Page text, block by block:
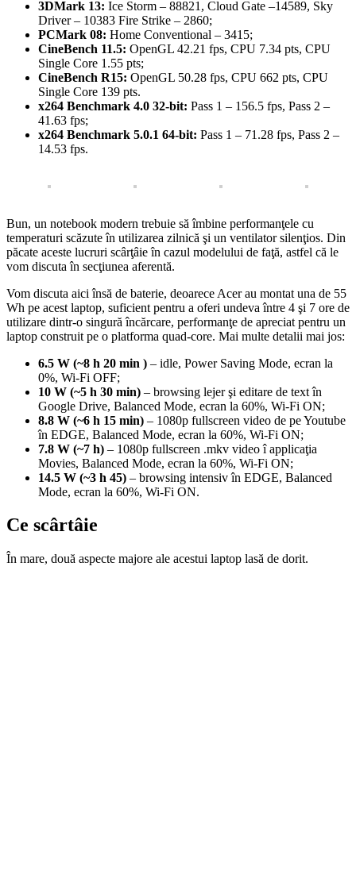
3DMark 13: Ice Storm – 88821, Cloud Gate –14589, Sky
Driver – 10383 Fire Strike – 2860;
PCMark 08: Home Conventional – 3415;
CineBench 11.5: OpenGL 42.21 fps, CPU 7.34 pts, CPU
Single Core 1.55 pts;
CineBench R15: OpenGL 50.28 fps, CPU 662 pts, CPU
Single Core 139 pts.
x264 Benchmark 4.0 32-bit: Pass 1 – 156.5 fps, Pass 2 –
41.63 fps;
x264 Benchmark 5.0.1 64-bit: Pass 1 – 71.28 fps, Pass 2 –
14.53 fps.
Bun, un notebook modern trebuie să îmbine performanţele cu
temperaturi scăzute în utilizarea zilnică şi un ventilator silenţios. Din
păcate aceste lucruri scârţâie în cazul modelului de faţă, astfel că le
vom discuta în secţiunea aferentă.
Vom discuta aici însă de baterie, deoarece Acer au montat una de 55
Wh pe acest laptop, suficient pentru a oferi undeva între 4 şi 7 ore de
utilizare dintr-o singură încărcare, performanţe de apreciat pentru un
laptop construit pe o platforma quad-core. Mai multe detalii mai jos:
6.5 W (~8 h 20 min ) – idle, Power Saving Mode, ecran la
0%, Wi-Fi OFF;
10 W (~5 h 30 min) – browsing lejer şi editare de text în
Google Drive, Balanced Mode, ecran la 60%, Wi-Fi ON;
8.8 W (~6 h 15 min) – 1080p fullscreen video de pe Youtube
în EDGE, Balanced Mode, ecran la 60%, Wi-Fi ON;
7.8 W (~7 h) – 1080p fullscreen .mkv video î applicaţia
Movies, Balanced Mode, ecran la 60%, Wi-Fi ON;
14.5 W (~3 h 45) – browsing intensiv în EDGE, Balanced
Mode, ecran la 60%, Wi-Fi ON.
Ce scârtâie
În mare, două aspecte majore ale acestui laptop lasă de dorit.